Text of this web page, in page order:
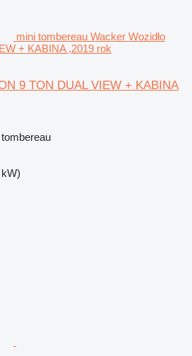
mini tombereau Wacker Wozidło
+ KABINA ,2019 rok
9 TON DUAL VIEW + KABINA